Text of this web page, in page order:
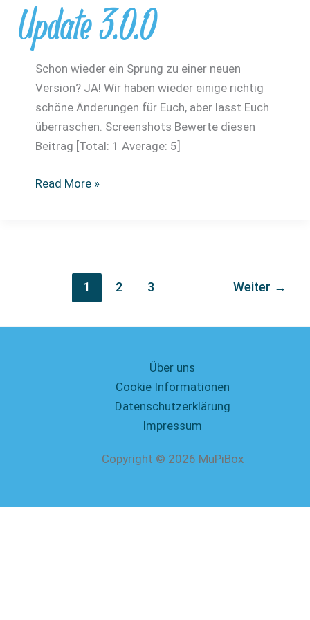
Update 3.0.0
Schon wieder ein Sprung zu einer neuen
Version? JA! Wir haben wieder einige richtig
schöne Änderungen für Euch, aber lasst Euch
überraschen. Screenshots Bewerte diesen
Beitrag [Total: 1 Average: 5]
Update
Read More »
1 2 3 Weiter →
Über uns
Cookie Informationen
Datenschutzerklärung
Impressum
Copyright © 2026 MuPiBox